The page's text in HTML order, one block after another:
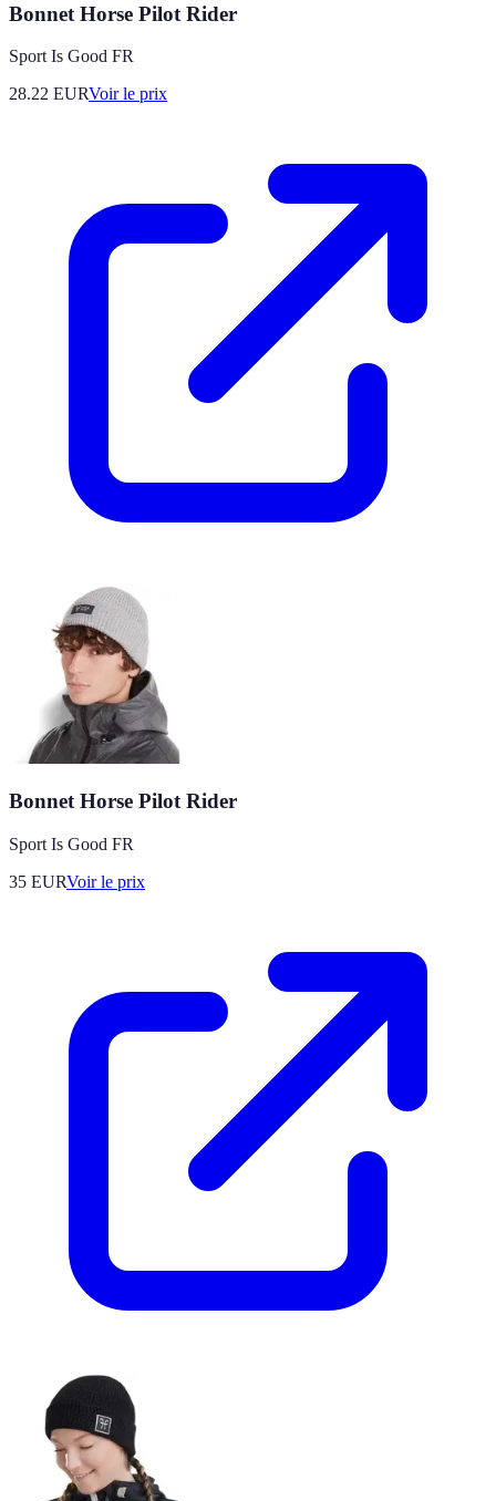
Bonnet Horse Pilot Rider
Sport Is Good FR
28.22 EURVoir le prix
Bonnet Horse Pilot Rider
Sport Is Good FR
35 EURVoir le prix